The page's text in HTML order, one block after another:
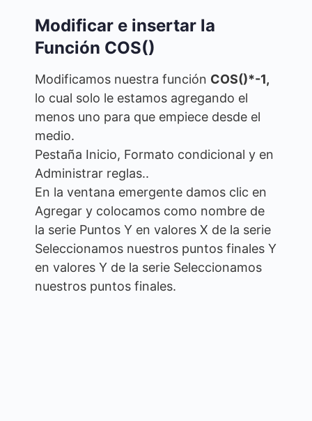
Modificar e insertar la
Función COS()
Modificamos nuestra función COS()*-1,
lo cual solo le estamos agregando el
menos uno para que empiece desde el
medio.
Pestaña Inicio, Formato condicional y en
Administrar reglas..
En la ventana emergente damos clic en
Agregar y colocamos como nombre de
la serie Puntos Y en valores X de la serie
Seleccionamos nuestros puntos finales Y
en valores Y de la serie Seleccionamos
nuestros puntos finales.